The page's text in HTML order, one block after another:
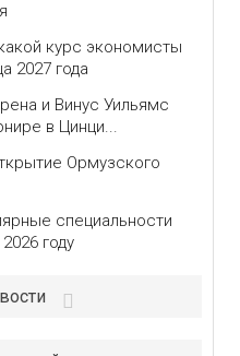
курс экономисты
2027 года
и Винус Уильямс
в Цинци...
Ормузского
специальности
году